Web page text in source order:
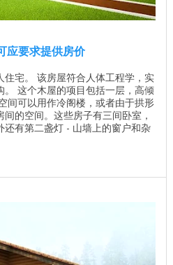
应要求提供房价
宅。 该房屋符合人体工程学，实
。 这个木屋的项目包括一层，高倾
间可以用作冷阁楼，或者由于拱形
的空间。这些房子有三间卧室，
有第二盏灯 - 山墙上的窗户和杂
算基础价格 所有建筑工程在建房
最佳项目 墙壁材料最佳住宅项目
平方米。 露台区 31.50平方米